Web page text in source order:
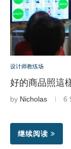
设计师教练场
好的商品照這
by Nicholas 6
继续阅读